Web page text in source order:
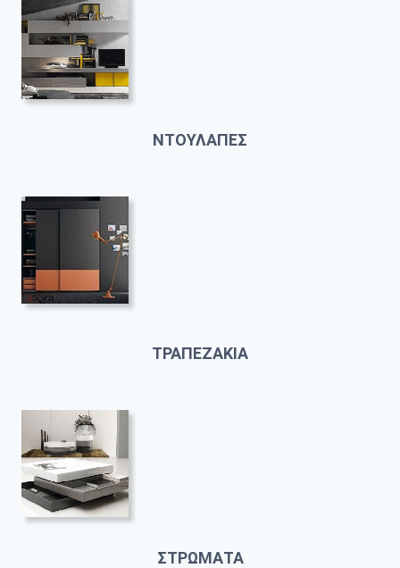
ΝΤΟΥΛΑΠΕΣ
ΤΡΑΠΕΖΑΚΙΑ
ΣΤΡΩΜΑΤΑ